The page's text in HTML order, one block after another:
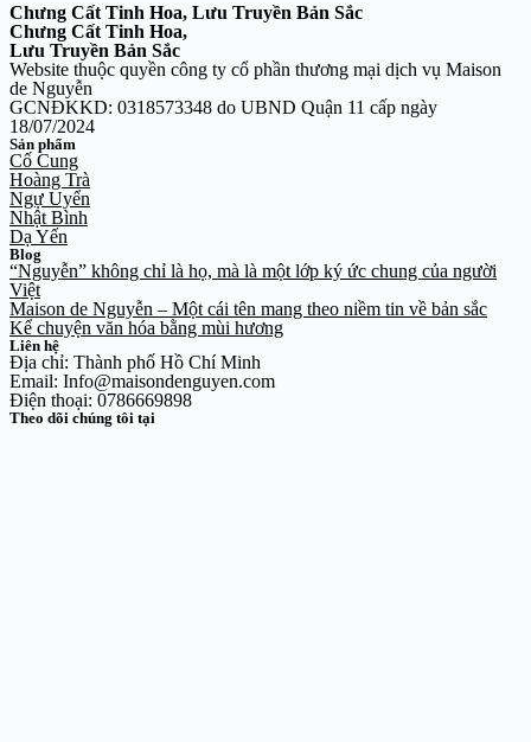
Chưng Cất Tinh Hoa, Lưu Truyền Bản Sắc
Chưng Cất Tinh Hoa,
Lưu Truyền Bản Sắc
Website thuộc quyền công ty cổ phần thương mại dịch vụ Maison
de Nguyễn
GCNĐKKD: 0318573348 do UBND Quận 11 cấp ngày
18/07/2024
Sản phẩm
Cố Cung
Hoàng Trà
Ngự Uyển
Nhật Bình
Dạ Yến
Blog
“Nguyễn” không chỉ là họ, mà là một lớp ký ức chung của người
Việt
Maison de Nguyễn – Một cái tên mang theo niềm tin về bản sắc
Kể chuyện văn hóa bằng mùi hương
Liên hệ
Địa chỉ: Thành phố Hồ Chí Minh
Email: Info@maisondenguyen.com
Điện thoại: 0786669898
Theo dõi chúng tôi tại